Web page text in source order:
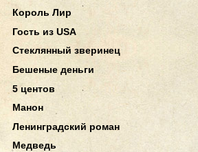
Король Лир
Гость из USA
Стеклянный зверинец
Бешеные деньги
5 центов
Манон
Ленинградский роман
Медведь